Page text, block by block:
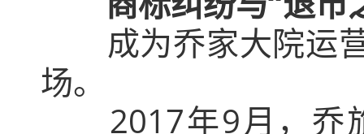
成为乔家大院运
场。
2017年9月，乔